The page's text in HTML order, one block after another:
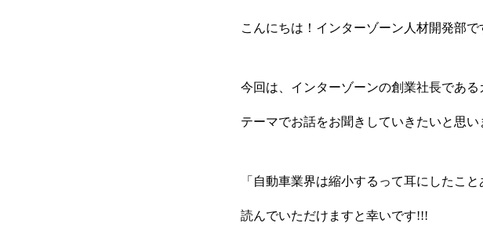
こんにちは！インターゾーン人材開発部で
今回は、インターゾーンの創業社長である
テーマでお話をお聞きしていきたいと思い
「自動車業界は縮小するって耳にしたこ
読んでいただけますと幸いです!!!